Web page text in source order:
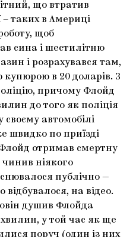
що втратив
– таких в Америці
щоб
сина і шестилітню
і розрахувався там,
купюрою в 20 доларів. З
причому Флойд
до того як поліція
своєму автомобілі
швидко по приїзді
отримав смертну
чинив ніякого
публічно —
на відео.
душив Флойда
у той час як ще
поруч (один із них